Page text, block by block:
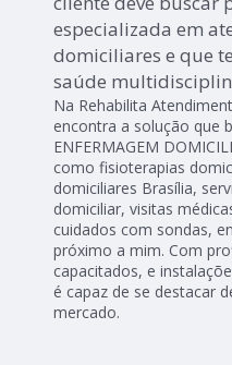
especializada em
domiciliares e que
saúde
Na Rehabilita
encontra a solução que
ENFERMAGEM
como fisioterapias
domiciliares Brasília,
domiciliar, visitas
cuidados com sondas,
próximo a mim. Com
capacitados, e
é capaz de se destacar
mercado.